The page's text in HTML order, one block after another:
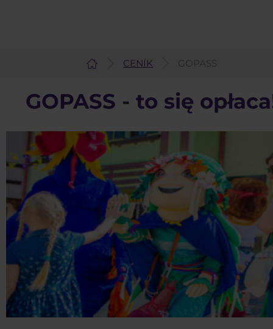
CENÍK GOPASS
GOPASS - to się